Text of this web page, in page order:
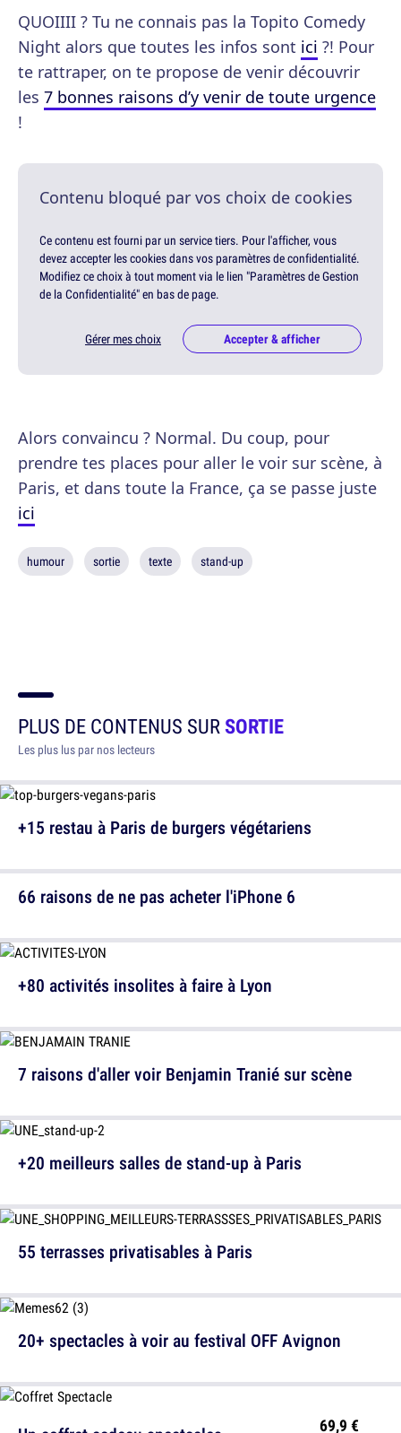
QUOIIII ? Tu ne connais pas la Topito Comedy
Night alors que toutes les infos sont ici ?! Pour
te rattraper, on te propose de venir découvrir
les 7 bonnes raisons d’y venir de toute urgence
!
Contenu bloqué par vos choix de cookies
Ce contenu est fourni par un service tiers. Pour l'afficher, vous
devez accepter les cookies dans vos paramètres de confidentialité.
Modifiez ce choix à tout moment via le lien "Paramètres de Gestion
de la Confidentialité" en bas de page.
Gérer mes choix Accepter & afficher
Alors convaincu ? Normal. Du coup, pour
prendre tes places pour aller le voir sur scène, à
Paris, et dans toute la France, ça se passe juste
ici
humour sortie texte stand-up
PLUS DE CONTENUS SURSORTIE
Les plus lus par nos lecteurs
+15 restau à Paris de burgers végétariens
+80 activités insolites à faire à Lyon
+20 meilleurs salles de stand-up à Paris
20+ spectacles à voir au festival OFF Avignon
66 raisons de ne pas acheter l'iPhone 6
7 raisons d'aller voir Benjamin Tranié sur scène
55 terrasses privatisables à Paris
69,9 €